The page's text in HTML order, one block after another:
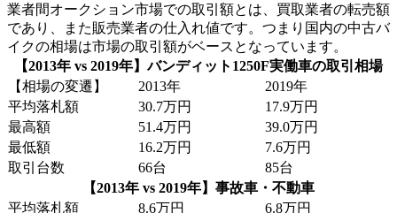
業者間オークション市場での取引額とは、買取業者の転売額
であり、また販売業者の仕入れ値です。つまり国内の中古バ
イクの相場は市場の取引額がベースとなっています。
【2013年 vs 2019年】バンディット1250F実働車の取引相場
【相場の変遷】
2013年
2019年
平均落札額
30.7万円
17.9万円
最高額
51.4万円
39.0万円
最低額
16.2万円
7.6万円
取引台数
66台
85台
【2013年 vs 2019年】事故車・不動車
平均落札額
8.6万円 6.8万円